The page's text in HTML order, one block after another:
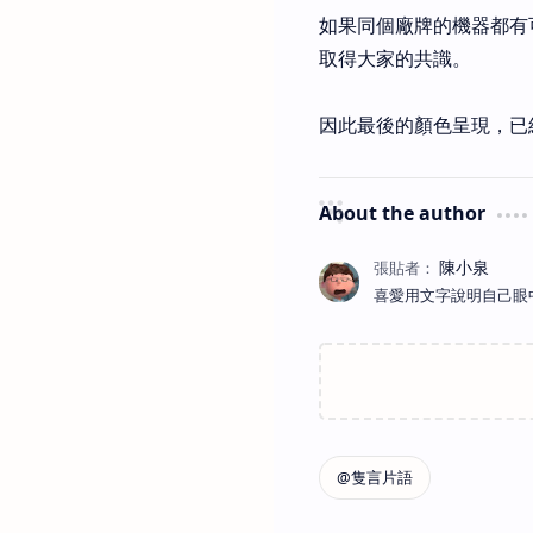
如果同個廠牌的機器都
取得大家的共識。
因此最後的顏色呈現，
About the author
喜愛用文字說明自己